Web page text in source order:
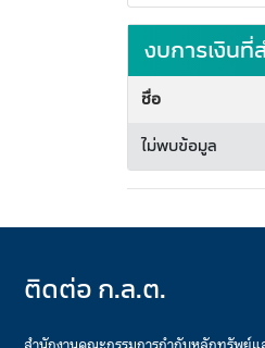
งบการเงิน
ชื่อ
ไม่พบข้อมูล
ติดต่อ ก.ล.ต.